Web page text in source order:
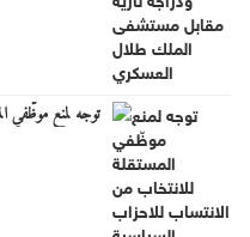
توجه لمنع موظّفي